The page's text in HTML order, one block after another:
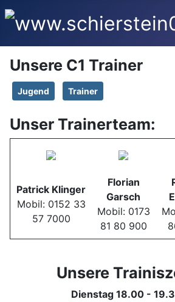
Unsere C1 Trainer
Jugend Trainer
Unser Trainerteam:
Patrick Klinger
Mobil: 0152 33
57 7000
Florian
Garsch
Mobil: 0173
81 80 900
Unsere
Dienstag 18.00 -